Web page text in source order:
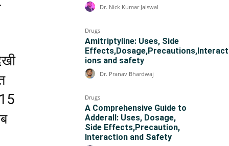
Dr. Nick Kumar Jaiswal
Drugs
Amitriptyline: Uses, Side
Effects,Dosage,Precautions,Interact
ions and safety
Dr. Pranav Bhardwaj
Drugs
A Comprehensive Guide to
Adderall: Uses, Dosage,
Side Effects,Precaution,
Interaction and Safety